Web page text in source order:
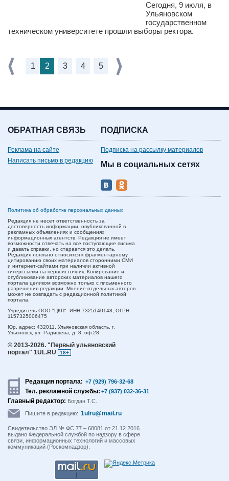
Сегодня, 9 июля, в
Ульяновском
государственном
техническом университете прошли выборы ректора.
1 2 3 4 5
ОБРАТНАЯ СВЯЗЬ
Реклама на сайте
Написать письмо в редакцию
ПОДПИСКА
Подписка на рассылку материалов
Мы в социальных сетях
Политика об обработке персональных данных
Редакция не несет ответственность за
достоверность информации, опубликованной в
рекламных объявлениях и сообщениях
информационных агентств. Редакция не имеет
возможности отвечать на все поступающие письма
и давать справки, но старается это делать.
Редакция лояльно относится к фрагментарному
цитированию своих материалов сторонними СМИ
и интернет-сайтами при наличии активной
гиперссылки на первоисточник. Копирование и
опубликование авторских материалов нашего
портала целиком возможно только с письменного
разрешения редакции. Мнение отдельных авторов
может не совпадать с редакционной политикой
портала.
Учредитель ООО "ЦКП". ИНН 7325140148, ОГРН
1157325006475
Юр. адрес: 432011, Ульяновская область, г.
Ульяновск, ул. Радищева, д. 8, оф.28
© 2013-2026. "Первый ульяновский
портал" 1UL.RU
18+
Редакция портала: +7 (929) 796-32-68
Тел. рекламной службы: +7 (937) 032-36-31
Главный редактор: Богдан Т.С.
Пишите в редакцию: 1ulru@mail.ru
Свидетельство ЭЛ № ФС 77 – 68081 от 21.12.2016
выдано Федеральной службой по надзору в сфере
связи, информационных технологий и массовых
коммуникаций (Роскомнадзор).